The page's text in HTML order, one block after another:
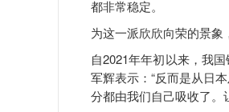
都非常稳定。
为这一派欣欣向荣的景象
自2021年年初以来，我
军辉表示：“反而是从日
分都由我们自己吸收了。